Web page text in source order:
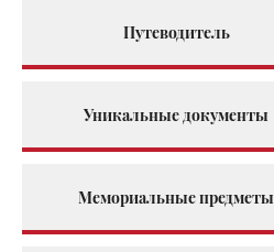
Путеводитель
Уникальные документы
Мемориальные предметы